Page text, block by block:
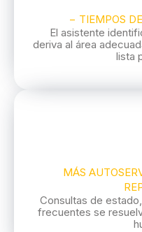
− TIEMPOS
El asistente
deriva al área
lista
MÁS
Consultas de
frecuentes se